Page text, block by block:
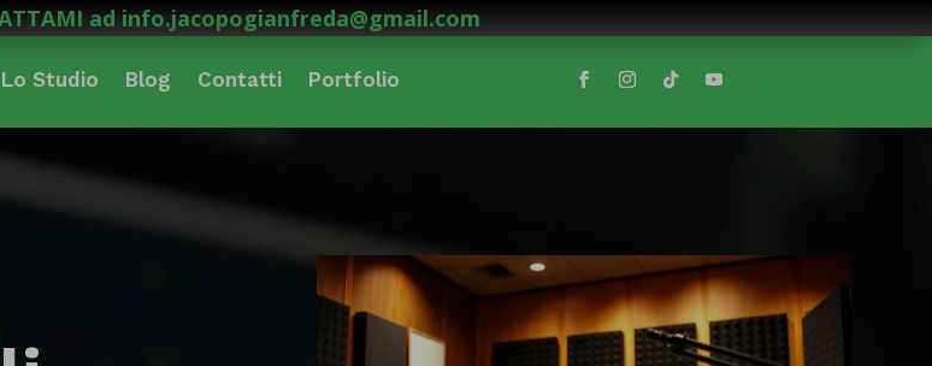
ad info.jacopogianfreda@gmail.com
Lo Studio Blog Contatti Portfolio